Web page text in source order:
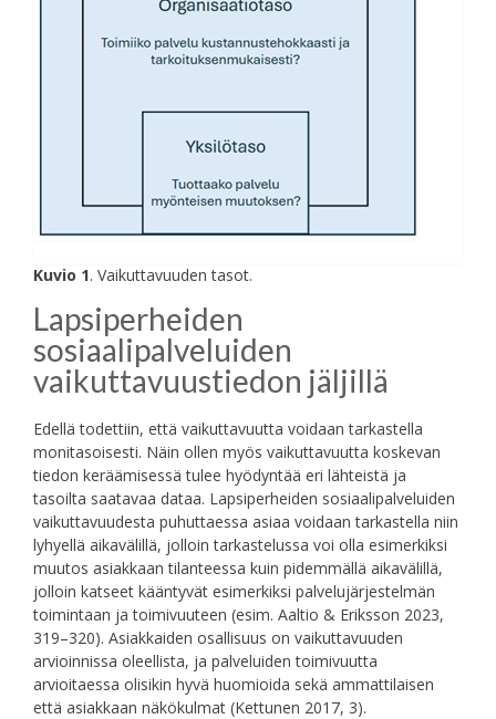
Kuvio 1. Vaikuttavuuden tasot.
Lapsiperheiden
sosiaalipalveluiden
vaikuttavuustiedon jäljillä
Edellä todettiin, että vaikuttavuutta voidaan tarkastella
monitasoisesti. Näin ollen myös vaikuttavuutta koskevan
tiedon keräämisessä tulee hyödyntää eri lähteistä ja
tasoilta saatavaa dataa. Lapsiperheiden sosiaalipalveluiden
vaikuttavuudesta puhuttaessa asiaa voidaan tarkastella niin
lyhyellä aikavälillä, jolloin tarkastelussa voi olla esimerkiksi
muutos asiakkaan tilanteessa kuin pidemmällä aikavälillä,
jolloin katseet kääntyvät esimerkiksi palvelujärjestelmän
toimintaan ja toimivuuteen (esim. Aaltio & Eriksson 2023,
319–320). Asiakkaiden osallisuus on vaikuttavuuden
arvioinnissa oleellista, ja palveluiden toimivuutta
arvioitaessa olisikin hyvä huomioida sekä ammattilaisen
että asiakkaan näkökulmat (Kettunen 2017, 3).